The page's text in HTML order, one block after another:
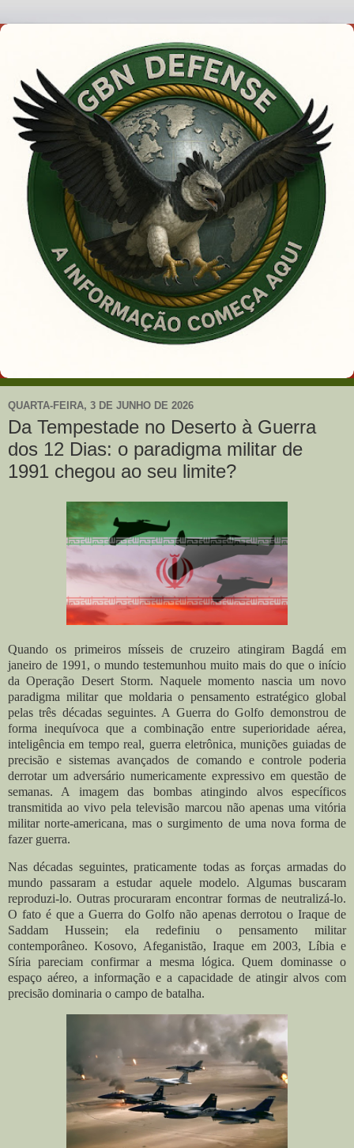
QUARTA-FEIRA, 3 DE JUNHO DE 2026
Da Tempestade no Deserto à Guerra
dos 12 Dias: o paradigma militar de
1991 chegou ao seu limite?
Quando os primeiros mísseis de cruzeiro atingiram Bagdá em
janeiro de 1991, o mundo testemunhou muito mais do que o início
da Operação Desert Storm. Naquele momento nascia um novo
paradigma militar que moldaria o pensamento estratégico global
pelas três décadas seguintes. A Guerra do Golfo demonstrou de
forma inequívoca que a combinação entre superioridade aérea,
inteligência em tempo real, guerra eletrônica, munições guiadas de
precisão e sistemas avançados de comando e controle poderia
derrotar um adversário numericamente expressivo em questão de
semanas. A imagem das bombas atingindo alvos específicos
transmitida ao vivo pela televisão marcou não apenas uma vitória
militar norte-americana, mas o surgimento de uma nova forma de
fazer guerra.
Nas décadas seguintes, praticamente todas as forças armadas do
mundo passaram a estudar aquele modelo. Algumas buscaram
reproduzi-lo. Outras procuraram encontrar formas de neutralizá-lo.
O fato é que a Guerra do Golfo não apenas derrotou o Iraque de
Saddam Hussein; ela redefiniu o pensamento militar
contemporâneo. Kosovo, Afeganistão, Iraque em 2003, Líbia e
Síria pareciam confirmar a mesma lógica. Quem dominasse o
espaço aéreo, a informação e a capacidade de atingir alvos com
precisão dominaria o campo de batalha.